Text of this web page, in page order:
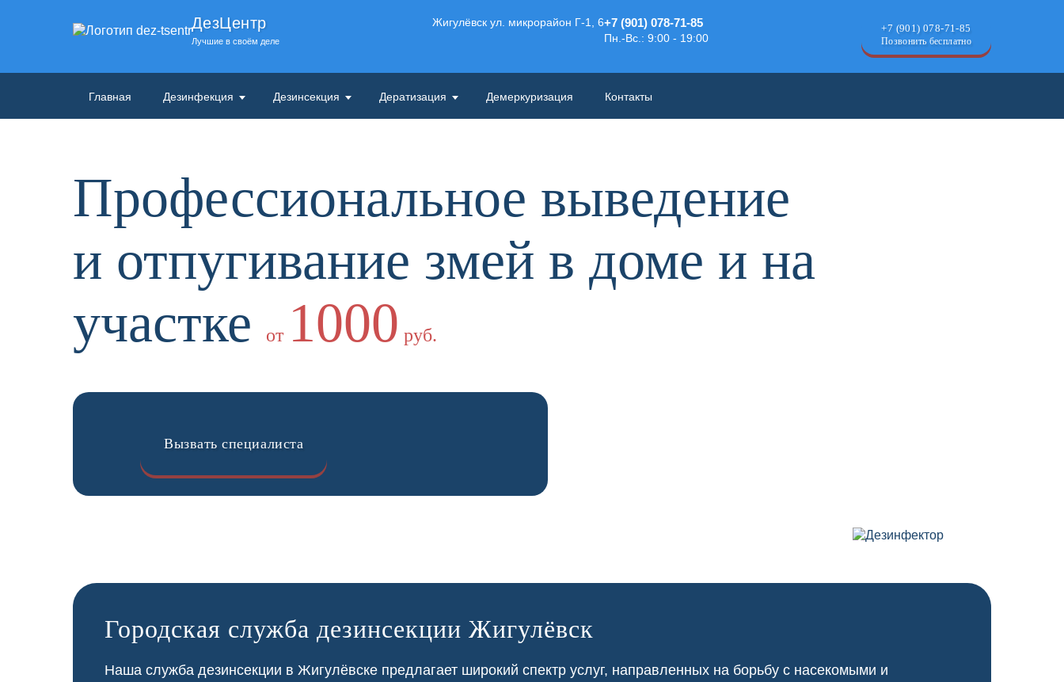
ДезЦентр
Лучшие в своём деле
Жигулёвск ул. микрорайон Г-1, 6+7 (901) 078-71-85
Пн.-Вс.: 9:00 - 19:00
+7 (901) 078-71-85
Позвонить бесплатно
Главная Дезинфекция Дезинсекция Дератизация Демеркуризация Контакты
Профессиональное выведение
и отпугивание змей в доме и на
участке
от 1000 руб.
Вызвать специалиста
Городская служба дезинсекции Жигулёвск
Наша служба дезинсекции в Жигулёвске предлагает широкий спектр услуг, направленных на борьбу с насекомыми и